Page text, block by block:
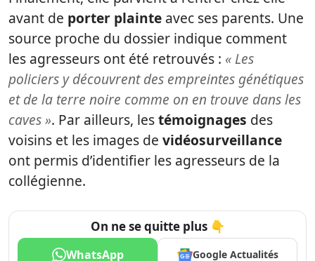
avant de porter plainte avec ses parents. Une
source proche du dossier indique comment
les agresseurs ont été retrouvés : « Les
policiers y découvrent des empreintes génétiques
et de la terre noire comme on en trouve dans les
caves ». Par ailleurs, lestémoignages des
voisins et les images de vidéosurveillance
ont permis d’identifier les agresseurs de la
collégienne.
On ne se quitte plus 👇
WhatsApp Google Actualités